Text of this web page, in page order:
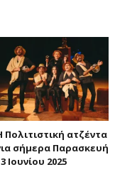
Πολιτιστική ατζέντα
σήμερα Παρασκευή
Ιουνίου 2025